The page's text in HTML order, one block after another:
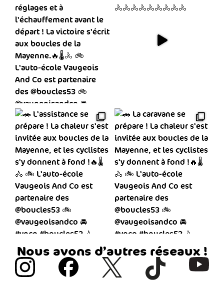
Nous avons d’autres réseaux !